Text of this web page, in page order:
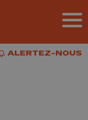
ALERTEZ-NOUS
ALERTEZ-NOUS